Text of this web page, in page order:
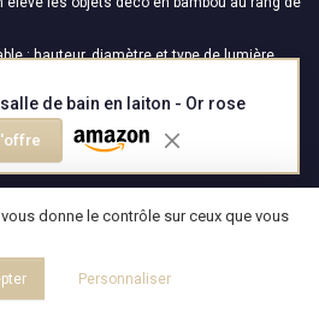
de bain en laiton - Or rose
: hauteur, diamètre et type de lumière
donne le contrôle sur ceux que vous
Personnaliser